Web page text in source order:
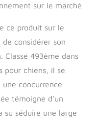
sur le marché
ce produit sur le
considérer son
Classé 493ème dans
pour chiens, il se
concurrence
témoigne d’un
su séduire une large